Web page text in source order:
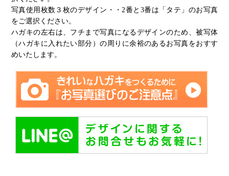
写真使用枚数３枚のデザイン・・2番と3番は「タテ」のお写真
をご選択ください。
ハガキの左右は、フチまで写真になるデザインのため、被写体
（ハガキに入れたい部分）の周りに余裕のあるお写真をおすす
めいたします。